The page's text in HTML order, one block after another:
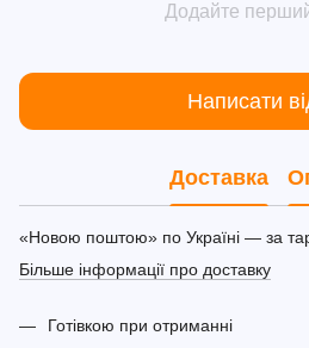
Додайте перший
Написати
Доставка
«Новою поштою» по Україні — за
Більше інформації про доставку
Готівкою при отриманні